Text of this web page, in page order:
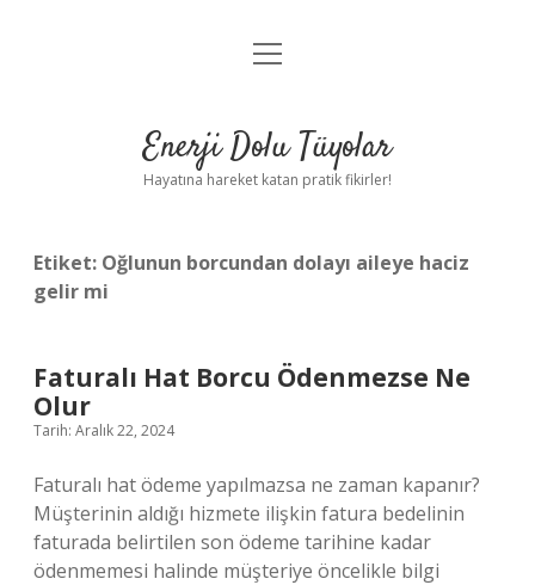
Anasayfa
Yasal Uyarı
menüyü
Enerji Dolu Tüyolar
Hayatına hareket katan pratik fikirler!
Etiket: Oğlunun borcundan dolayı aileye haciz
gelir mi
Faturalı Hat Borcu Ödenmezse Ne
Olur
Tarih: Aralık 22, 2024
Faturalı hat ödeme yapılmazsa ne zaman kapanır?
Müşterinin aldığı hizmete ilişkin fatura bedelinin
faturada belirtilen son ödeme tarihine kadar
ödenmemesi halinde müşteriye öncelikle bilgi